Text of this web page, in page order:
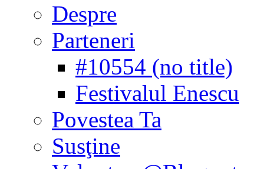
Despre
Parteneri
#10554 (no title)
Festivalul Enescu
Povestea Ta
Susţine